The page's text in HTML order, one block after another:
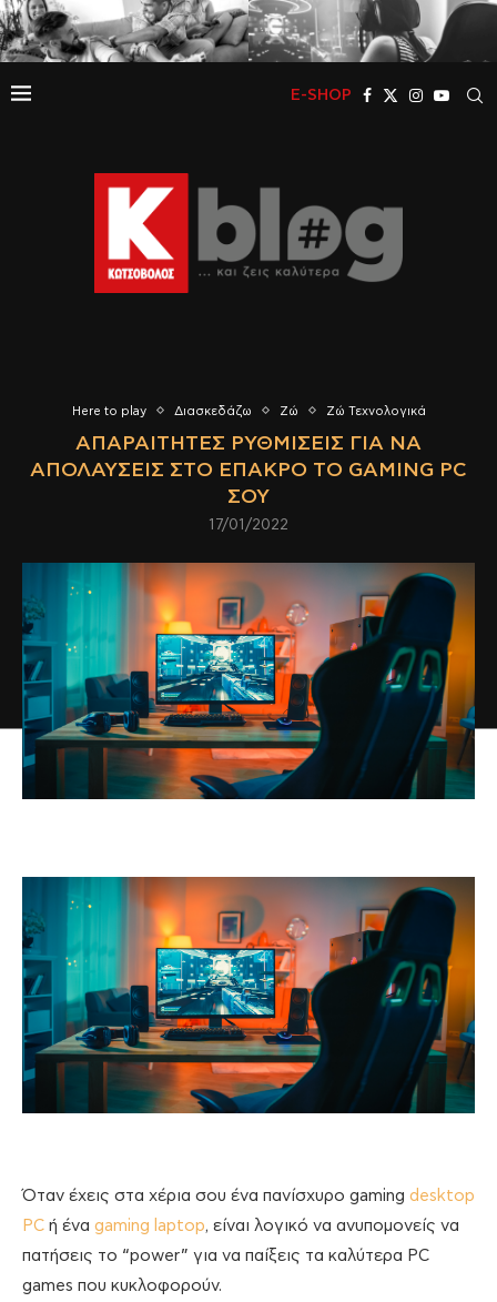
E-SHOP
Here to play Διασκεδάζω Ζώ Ζώ Τεχνολογικά
ΑΠΑΡΑΊΤΗΤΕΣ ΡΥΘΜΊΣΕΙΣ ΓΙΑ ΝΑ
ΑΠΟΛΑΎΣΕΙΣ ΣΤΟ ΈΠΑΚΡΟ ΤΟ GAMING PC
ΣΟΥ
17/01/2022
Όταν έχεις στα χέρια σου ένα πανίσχυρο gaming desktop
PC ή ένα gaming laptop, είναι λογικό να ανυπομονείς να
πατήσεις το “power” για να παίξεις τα καλύτερα PC
games που κυκλοφορούν.